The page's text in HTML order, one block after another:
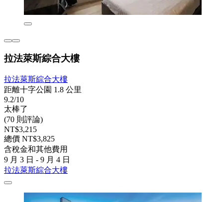
拉法萊斯綜合大樓
拉法萊斯綜合大樓
距離十字公園 1.8 公里
9.2/10
太棒了
(70 則評論)
NT$3,215
總價 NT$3,825
含稅金和其他費用
9 月 3 日 - 9 月 4 日
拉法萊斯綜合大樓